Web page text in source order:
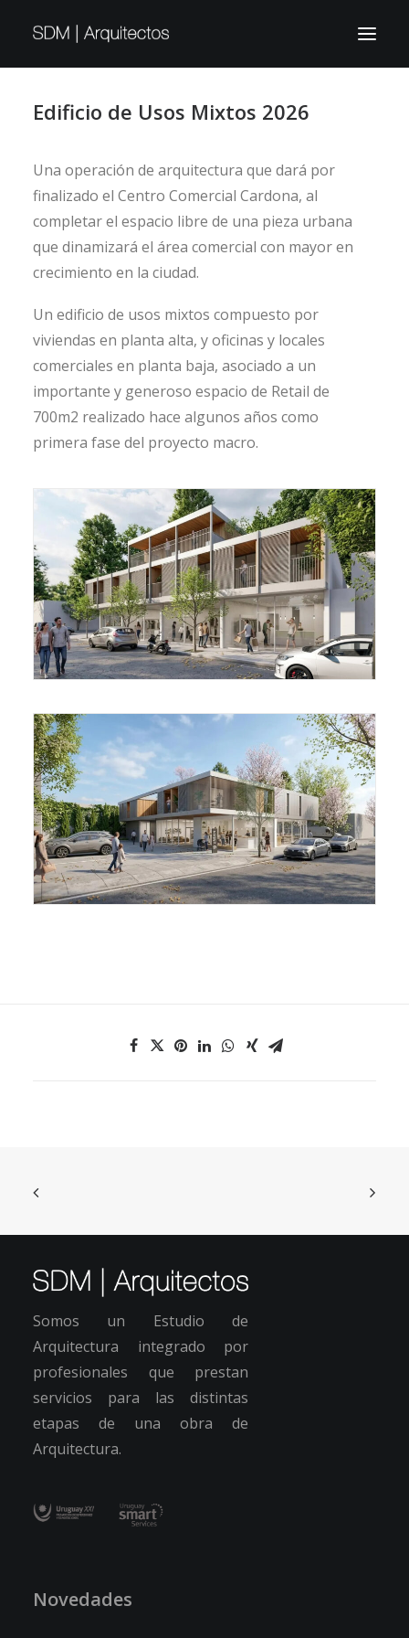
Edificio de Usos Mixtos 2026
Una operación de arquitectura que dará por
finalizado el Centro Comercial Cardona, al
completar el espacio libre de una pieza urbana
que dinamizará el área comercial con mayor en
crecimiento en la ciudad.
Un edificio de usos mixtos compuesto por
viviendas en planta alta, y oficinas y locales
comerciales en planta baja, asociado a un
importante y generoso espacio de Retail de
700m2 realizado hace algunos años como
primera fase del proyecto macro.
Somos un Estudio de
Arquitectura integrado por
profesionales que prestan
servicios para las distintas
etapas de una obra de
Arquitectura.
Novedades